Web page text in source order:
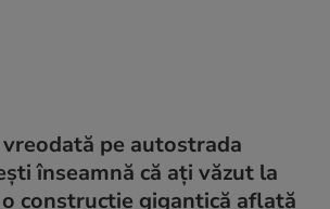
pe autostrada
înseamnă că ați văzut la
construcție gigantică aflată